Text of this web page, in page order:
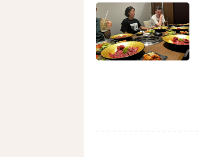
社会活動